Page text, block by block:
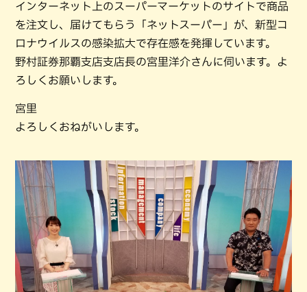
インターネット上のスーパーマーケットのサイトで商品
を注文し、届けてもらう「ネットスーパー」が、新型コ
ロナウイルスの感染拡大で存在感を発揮しています。
野村証券那覇支店支店長の宮里洋介さんに伺います。よ
ろしくお願いします。
宮里
よろしくおねがいします。